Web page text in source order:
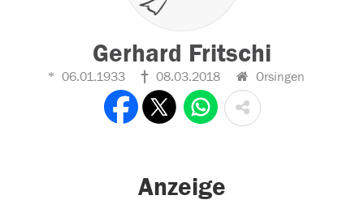
Gerhard Fritschi
06.01.1933 08.03.2018 Orsingen
Anzeige